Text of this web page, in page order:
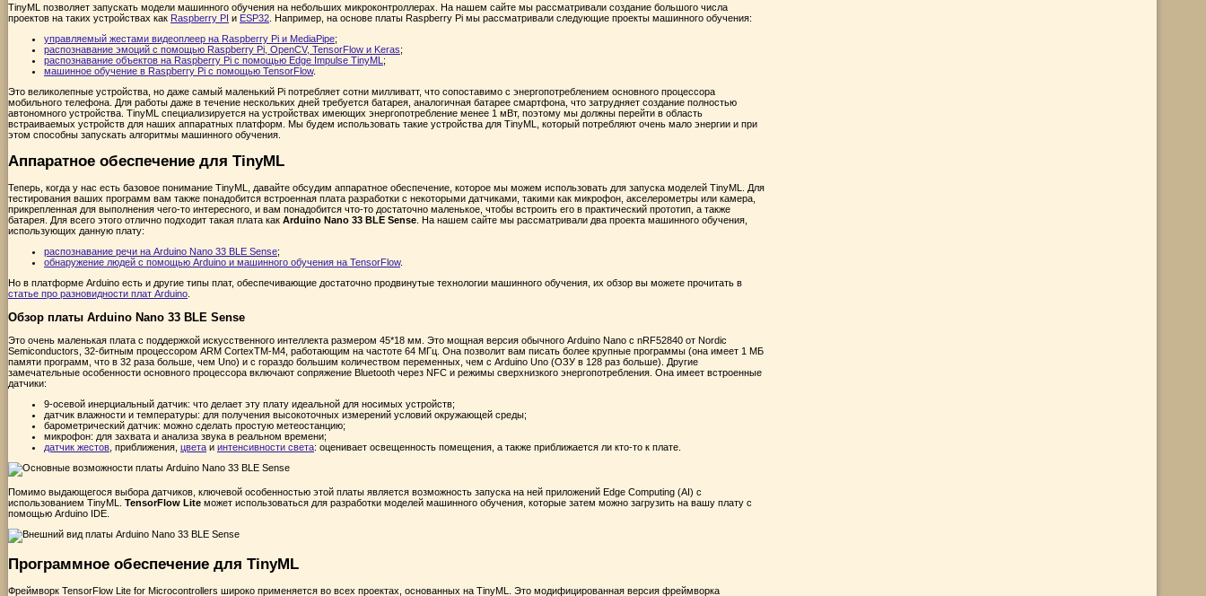
TinyML позволяет запускать модели машинного обучения на небольших микроконтроллерах. На нашем сайте мы рассматривали создание большого числа
проектов на таких устройствах как Raspberry PI и ESP32 . Например, на основе платы Raspberry Pi мы рассматривали следующие проекты машинного обучения:
управляемый жестами видеоплеер на Raspberry Pi и MediaPipe;
распознавание эмоций с помощью Raspberry Pi, OpenCV, TensorFlow и Keras;
распознавание объектов на Raspberry Pi с помощью Edge Impulse TinyML ;
машинное обучение в Raspberry Pi с помощью TensorFlow.
Это великолепные устройства, но даже самый маленький Pi потребляет сотни милливатт, что сопоставимо с энергопотреблением основного процессора
мобильного телефона. Для работы даже в течение нескольких дней требуется батарея, аналогичная батарее смартфона, что затрудняет создание полностью
автономного устройства. TinyML специализируется на устройствах имеющих энергопотребление менее 1 мВт, поэтому мы должны перейти в область
встраиваемых устройств для наших аппаратных платформ. Мы будем использовать такие устройства для TinyML, который потребляют очень мало энергии и при
этом способны запускать алгоритмы машинного обучения.
Аппаратное обеспечение для TinyML
Теперь, когда у нас есть базовое понимание TinyML, давайте обсудим аппаратное обеспечение, которое мы можем использовать для запуска моделей TinyML. Для
тестирования ваших программ вам также понадобится встроенная плата разработки с некоторыми датчиками, такими как микрофон, акселерометры или камера,
прикрепленная для выполнения чего-то интересного, и вам понадобится что-то достаточно маленькое, чтобы встроить его в практический прототип, а также
батарея. Для всего этого отлично подходит такая плата как Arduino Nano 33 BLE Sense . На нашем сайте мы рассматривали два проекта машинного обучения,
использующих данную плату:
распознавание речи на Arduino Nano 33 BLE Sense;
обнаружение людей с помощью Arduino и машинного обучения на TensorFlow.
Но в платформе Arduino есть и другие типы плат, обеспечивающие достаточно продвинутые технологии машинного обучения, их обзор вы можете прочитать в
статье про разновидности плат Arduino
Обзор платы Arduino Nano 33 BLE Sense
Это очень маленькая плата с поддержкой искусственного интеллекта размером 45*18 мм. Это мощная версия обычного Arduino Nano с nRF52840 от Nordic
Semiconductors, 32-битным процессором ARM CortexTM-M4, работающим на частоте 64 МГц. Она позволит вам писать более крупные программы (она имеет 1 МБ
памяти программ, что в 32 раза больше, чем Uno) и с гораздо большим количеством переменных, чем с Arduino Uno (ОЗУ в 128 раз больше). Другие
замечательные особенности основного процессора включают сопряжение Bluetooth через NFC и режимы сверхнизкого энергопотребления. Она имеет встроенные
датчики:
9-осевой инерциальный датчик: что делает эту плату идеальной для носимых устройств;
датчик влажности и температуры: для получения высокоточных измерений условий окружающей среды;
барометрический датчик: можно сделать простую метеостанцию;
микрофон: для захвата и анализа звука в реальном времени;
датчик жестов , приближения, цвета и интенсивности света: оценивает освещенность помещения, а также приближается ли кто-то к плате.
Помимо выдающегося выбора датчиков, ключевой особенностью этой платы является возможность запуска на ней приложений Edge Computing (AI) с
использованием TinyML. TensorFlow Lite может использоваться для разработки моделей машинного обучения, которые затем можно загрузить на вашу плату с
помощью Arduino IDE.
Программное обеспечение для TinyML
Фреймворк TensorFlow Lite for Microcontrollers широко применяется во всех проектах, основанных на TinyML. Это модифицированная версия фреймворка